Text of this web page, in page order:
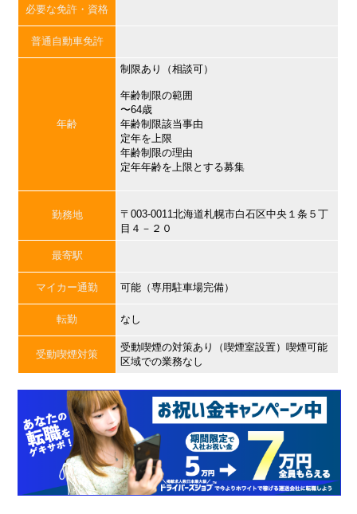
必要な免許・資格
普通自動車免許
年齢
制限あり（相談可）
年齢制限の範囲
〜64歳
年齢制限該当事由
定年を上限
年齢制限の理由
定年年齢を上限とする募集
勤務地
〒003-0011北海道札幌市白石区中央１条５丁
目４－２０
最寄駅
マイカー通勤 可能（専用駐車場完備）
転勤 なし
受動喫煙対策
受動喫煙の対策あり（喫煙室設置）喫煙可能
区域での業務なし